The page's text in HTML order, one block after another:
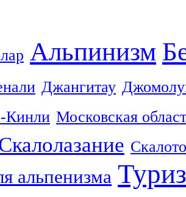
Альпинизм
Джангитау
Кинли Московская
альпенизма